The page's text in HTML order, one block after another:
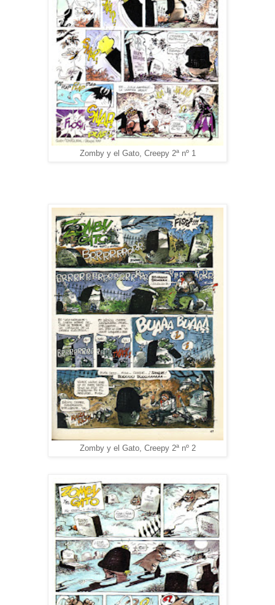
Zomby y el Gato, Creepy 2ª nº 1
Zomby y el Gato, Creepy 2ª nº 2